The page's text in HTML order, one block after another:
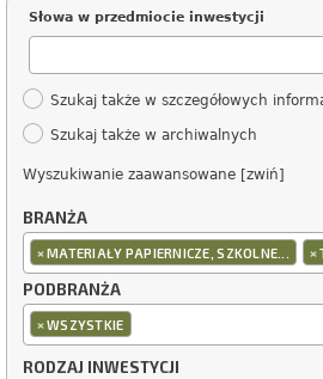
Słowa w przedmiocie inwestycji
Szukaj także w szczegółowych
Szukaj także w archiwalnych
Wyszukiwanie zaawansowane [zwiń]
BRANŻA
×MATERIAŁY PAPIERNICZE, SZKOLNE... ×
PODBRANŻA
×WSZYSTKIE
RODZAJ INWESTYCJI